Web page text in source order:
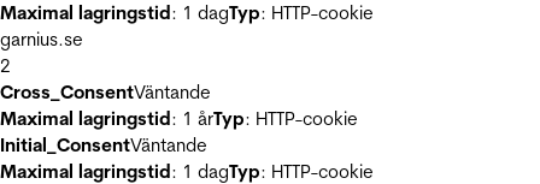
Maximal lagringstid: 1 dagTyp: HTTP-cookie
garnius.se
2
Cross_ConsentVäntande
Maximal lagringstid: 1 årTyp: HTTP-cookie
Initial_ConsentVäntande
Maximal lagringstid: 1 dagTyp: HTTP-cookie